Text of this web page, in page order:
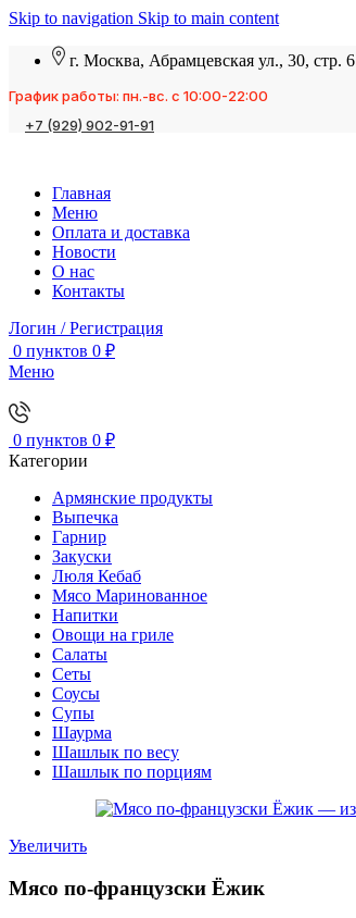
Skip to navigation Skip to main content
г. Москва, Абрамцевская ул., 30, стр. 6
График работы: пн.-вс. с 10:00-22:00
+7 (929) 902-91-91
Главная
Меню
Оплата и доставка
Новости
О нас
Контакты
Логин / Регистрация
0 пунктов 0 ₽
Меню
0 пунктов 0 ₽
Категории
Армянские продукты
Выпечка
Гарнир
Закуски
Люля Кебаб
Мясо Маринованное
Напитки
Овощи на гриле
Салаты
Сеты
Соусы
Супы
Шаурма
Шашлык по весу
Шашлык по порциям
Увеличить
Мясо по-французски Ёжик